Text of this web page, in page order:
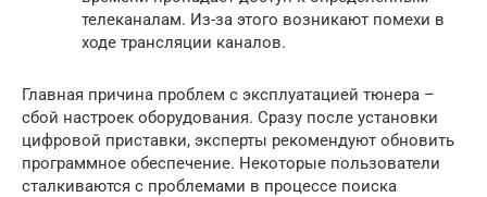
телеканалам. Из-за этого возникают помехи в
ходе трансляции каналов.
Главная причина проблем с эксплуатацией тюнера –
сбой настроек оборудования. Сразу после установки
цифровой приставки, эксперты рекомендуют обновить
программное обеспечение. Некоторые пользователи
сталкиваются с проблемами в процессе поиска